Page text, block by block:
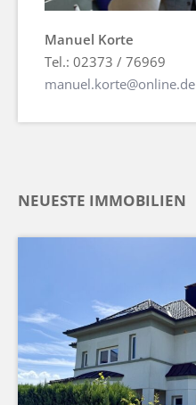
Manuel Korte
Tel.: 02373 / 76969
manuel.korte@online.de
NEUESTE IMMOBILIEN